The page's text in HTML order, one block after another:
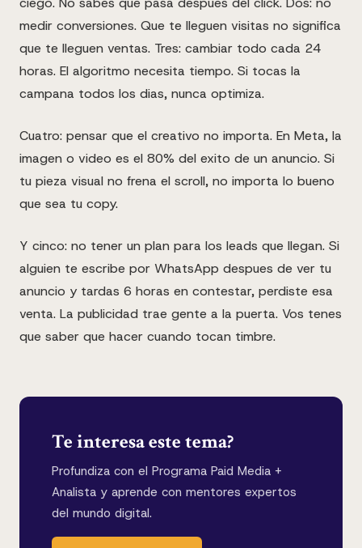
medir conversiones. Que te lleguen visitas no significa
que te lleguen ventas. Tres: cambiar todo cada 24
horas. El algoritmo necesita tiempo. Si tocas la
campana todos los dias, nunca optimiza.
Cuatro: pensar que el creativo no importa. En Meta, la
imagen o video es el 80% del exito de un anuncio. Si
tu pieza visual no frena el scroll, no importa lo bueno
que sea tu copy.
Y cinco: no tener un plan para los leads que llegan. Si
alguien te escribe por WhatsApp despues de ver tu
anuncio y tardas 6 horas en contestar, perdiste esa
venta. La publicidad trae gente a la puerta. Vos tenes
que saber que hacer cuando tocan timbre.
Te interesa este tema?
Profundiza con el Programa Paid Media +
Analista y aprende con mentores expertos
del mundo digital.